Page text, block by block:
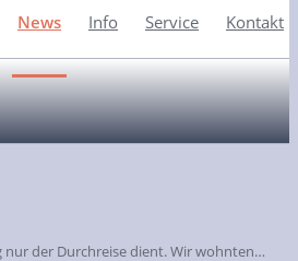
News Info Service Kontakt
nur der Durchreise dient. Wir wohnten…